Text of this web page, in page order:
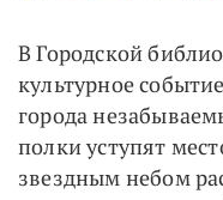
В Городской
культурное
города
полки уступят
звездным небом